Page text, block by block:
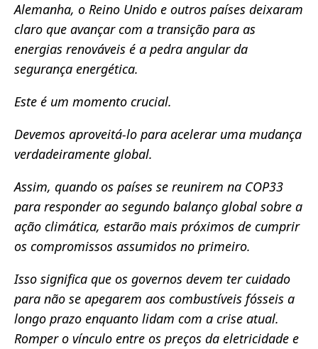
Alemanha, o Reino Unido e outros países deixaram
claro que avançar com a transição para as
energias renováveis ​​é a pedra angular da
segurança energética.
Este é um momento crucial.
Devemos aproveitá-lo para acelerar uma mudança
verdadeiramente global.
Assim, quando os países se reunirem na COP33
para responder ao segundo balanço global sobre a
ação climática, estarão mais próximos de cumprir
os compromissos assumidos no primeiro.
Isso significa que os governos devem ter cuidado
para não se apegarem aos combustíveis fósseis a
longo prazo enquanto lidam com a crise atual.
Romper o vínculo entre os preços da eletricidade e